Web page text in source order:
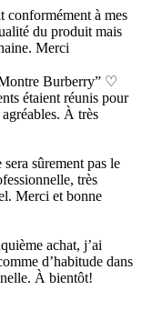
conformément à mes
du produit mais
Merci
Burberry” ♡
étaient réunis pour
À très
sûrement pas le
très
Merci et bonne
achat, j’ai
d’habitude dans
À bientôt!